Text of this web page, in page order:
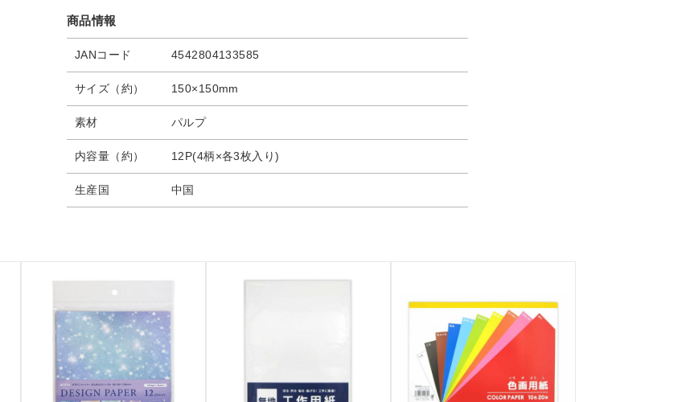
商品情報
JANコード 4542804133585
サイズ（約） 150×150mm
素材 パルプ
内容量（約） 12P(4柄×各3枚入り)
生産国 中国